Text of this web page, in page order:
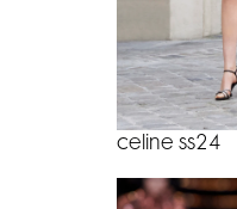
celine ss24